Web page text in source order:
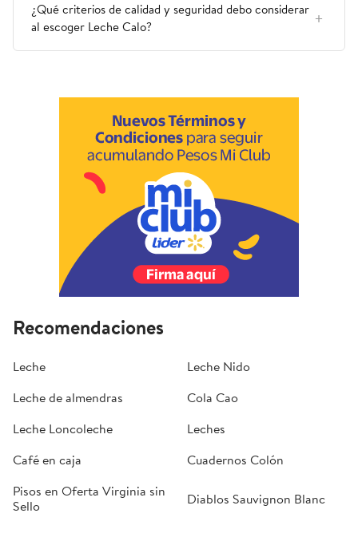
¿Qué criterios de calidad y seguridad debo considerar
al escoger Leche Calo?
Recomendaciones
Leche
Leche Nido
Leche de almendras
Cola Cao
Leche Loncoleche
Leches
Café en caja
Cuadernos Colón
Pisos en Oferta Virginia sin
Sello
Diablos Sauvignon Blanc